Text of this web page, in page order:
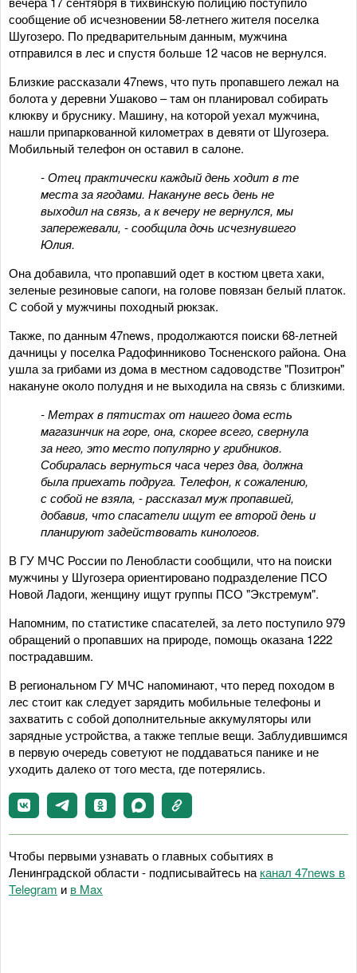
сообщение об исчезновении 58-летнего жителя поселка
Шугозеро. По предварительным данным, мужчина
отправился в лес и спустя больше 12 часов не вернулся.
Близкие рассказали 47news, что путь пропавшего лежал на
болота у деревни Ушаково – там он планировал собирать
клюкву и бруснику. Машину, на которой уехал мужчина,
нашли припаркованной километрах в девяти от Шугозера.
Мобильный телефон он оставил в салоне.
- Отец практически каждый день ходит в те
места за ягодами. Накануне весь день не
выходил на связь, а к вечеру не вернулся, мы
запережевали, - сообщила дочь исчезнувшего
Юлия.
Она добавила, что пропавший одет в костюм цвета хаки,
зеленые резиновые сапоги, на голове повязан белый платок.
С собой у мужчины походный рюкзак.
Также, по данным 47news, продолжаются поиски 68-летней
дачницы у поселка Радофинниково Тосненского района. Она
ушла за грибами из дома в местном садоводстве "Позитрон"
накануне около полудня и не выходила на связь с близкими.
- Метрах в пятистах от нашего дома есть
магазинчик на горе, она, скорее всего, свернула
за него, это место популярно у грибников.
Собиралась вернуться часа через два, должна
была приехать подруга. Телефон, к сожалению,
с собой не взяла, - рассказал муж пропавшей,
добавив, что спасатели ищут ее второй день и
планируют задействовать кинологов.
В ГУ МЧС России по Ленобласти сообщили, что на поиски
мужчины у Шугозера ориентировано подразделение ПСО
Новой Ладоги, женщину ищут группы ПСО "Экстремум".
Напомним, по статистике спасателей, за лето поступило 979
обращений о пропавших на природе, помощь оказана 1222
пострадавшим.
В региональном ГУ МЧС напоминают, что перед походом в
лес стоит как следует зарядить мобильные телефоны и
захватить с собой дополнительные аккумуляторы или
зарядные устройства, а также теплые вещи. Заблудившимся
в первую очередь советуют не поддаваться панике и не
уходить далеко от того места, где потерялись.
Чтобы первыми узнавать о главных событиях в
Ленинградской области - подписывайтесь на канал 47news в
Telegram и в Maх